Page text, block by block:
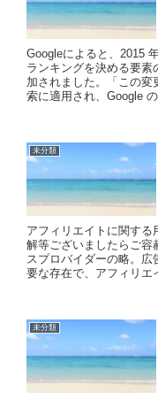
Googleによると、2015
ランキングを決める要
加されました。「この変
索に適用され、Google
未分類
アフィリエイトに関す
解等ございましたらご
スプロバイダーの略。
要な存在で、アフィリエ
未分類